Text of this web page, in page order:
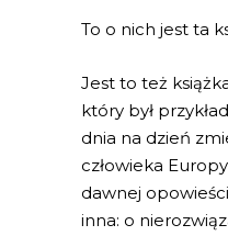
To o nich jest ta
Jest to też
który był
dnia na dzień
człowieka
dawnej
inna: o